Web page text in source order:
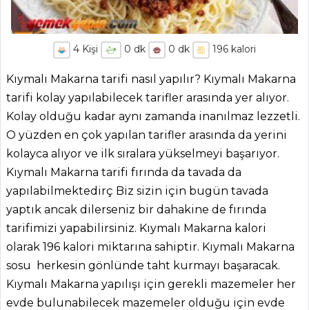
4 Kişi 0 dk 0 dk 196kalori
Kıymalı Makarna tarifi nasıl yapılır? Kıymalı Makarna
tarifi kolay yapılabilecek tarifler arasında yer alıyor.
Kolay olduğu kadar aynı zamanda inanılmaz lezzetli.
O yüzden en çok yapılan tarifler arasında da yerini
kolayca alıyor ve ilk sıralara yükselmeyi başarıyor.
Kıymalı Makarna tarifi fırında da tavada da
yapılabilmektedirç Biz sizin için bugün tavada
yaptık ancak dilerseniz bir dahakine de fırında
tarifimizi yapabilirsiniz. Kıymalı Makarna kalori
olarak 196 kalori miktarına sahiptir. Kıymalı Makarna
sosu herkesin gönlünde taht kurmayı başaracak.
Kıymalı Makarna yapılışı için gerekli mazemeler her
evde bulunabilecek mazemeler olduğu için evde